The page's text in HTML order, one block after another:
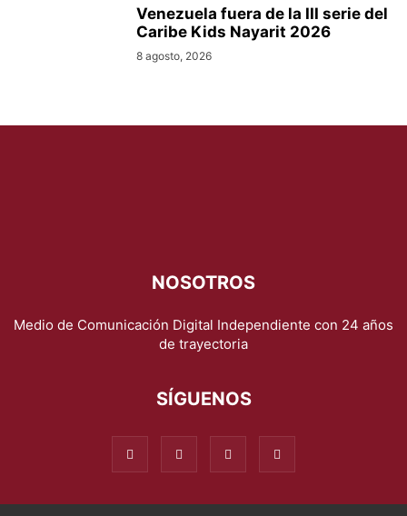
Venezuela fuera de la III serie del
Caribe Kids Nayarit 2026
8 agosto, 2026
NOSOTROS
Medio de Comunicación Digital Independiente con 24 años
de trayectoria
SÍGUENOS